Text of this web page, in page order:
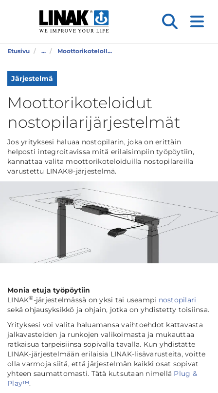
Etusivu ... Moottorikoteloll...
Järjestelmä
Moottorikoteloidut
nostopilarijärjestelmät
Jos yrityksesi haluaa nostopilarin, joka on erittäin
helposti integroitavissa mitä erilaisimpiin työpöytiin,
kannattaa valita moottorikoteloiduilla nostopilareilla
varustettu LINAK®-järjestelmä.
Monia etuja työpöytiin
LINAK®-järjestelmässä on yksi tai useampi nostopilari
sekä ohjausyksikkö ja ohjain, jotka on yhdistetty toisiinsa.
Yrityksesi voi valita haluamansa vaihtoehdot kattavasta
jalkavasteiden ja runkojen valikoimasta ja mukauttaa
ratkaisua tarpeisiinsa sopivalla tavalla. Kun yhdistätte
LINAK-järjestelmään erilaisia LINAK-lisävarusteita, voitte
olla varmoja siitä, että järjestelmän kaikki osat sopivat
yhteen saumattomasti. Tätä kutsutaan nimellä Plug &
Play™.